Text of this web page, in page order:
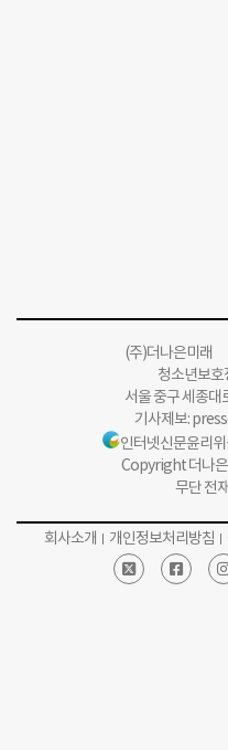
(주)더나은미래
청소년보호
서울 중구 세종
기사제보:
인터넷신문윤리
Copyright 더나
무단 전
회사소개 개인정보처리방침